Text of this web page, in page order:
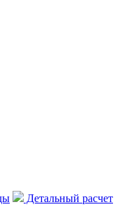
Детальный расчет